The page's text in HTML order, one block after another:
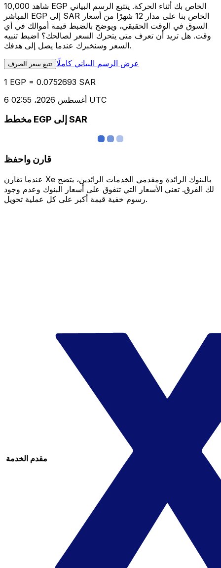
شاهد 10,000 EGP الخاص بك أثناء الحركة. يتتبع الرسم البياني
المباشر EGP إلى SAR الخاص بنا على مدار 12 شهرًا من أسعار
السوق في الوقت الحقيقي، ويوضح بالضبط قيمة أموالك في أي
وقت. هل تريد أن تعرف متى يتحرك السعر لصالحك؟ اضبط تنبيه
السعر وسنخبرك عندما يصل إلى هدفك.
تتبع سعر الصرف عرض الرسم البياني كاملًا
1 EGP = 0.0752693 SAR
6 أغسطس 2026، 02:55 UTC
مخطط EGP إلى SAR
قارن واحفظ
عندما تقارن Xe بالبنوك الرائدة ومقدمي الخدمات الرائدين، يتضح
لك الفرق. تعني الأسعار التي تتفوق على أسعار البنوك وعدم وجود
رسوم خفية قيمة أكبر على كل عملية تحويل.
مقدم الخدمة